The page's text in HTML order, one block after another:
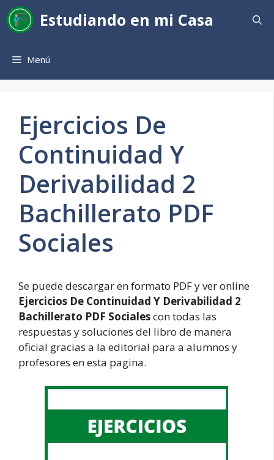
Saltar
al
contenido
Estudiando en mi Casa
Menú
Ejercicios De
Continuidad Y
Derivabilidad 2
Bachillerato PDF
Sociales
Se puede descargar en formato PDF y ver online
Ejercicios De Continuidad Y Derivabilidad 2
Bachillerato PDF Socialescon todas las
respuestas y soluciones del libro de manera
oficial gracias a la editorial para a alumnos y
profesores en esta pagina.